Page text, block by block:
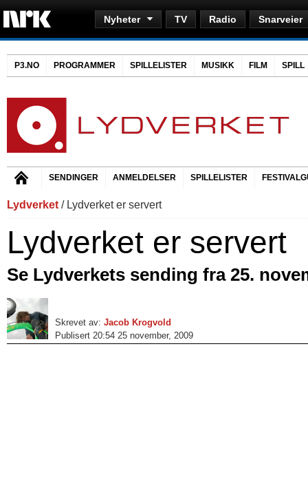
Nyheter TV Radio Snarveier
P3.NO PROGRAMMER SPILLELISTER MUSIKK FILM SPILL
SENDINGER ANMELDELSER SPILLELISTER
Lydverket / Lydverket er servert
Lydverket er servert
Se Lydverkets sending fra 25.
Skrevet av: Jacob Krogvold
Publisert 20:54 25 november, 2009